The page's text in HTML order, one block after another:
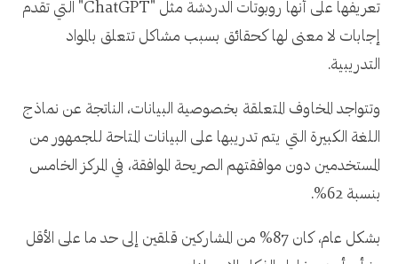
تعريفها على أنها روبوتات الدردشة مثل "ChatGPT" التي تقدم
إجابات لا معنى لها كحقائق بسبب مشاكل تتعلق بالمواد
التدريبية.
وتتواجد المخاوف المتعلقة بخصوصية البيانات، الناتجة عن نماذج
اللغة الكبيرة التي يتم تدريبها على البيانات المتاحة للجمهور من
المستخدمين دون موافقتهم الصريحة الموافقة، في المركز الخامس
بنسبة 62%.
بشكل عام، كان 87% من المشاركين قلقين إلى حد ما على الأقل